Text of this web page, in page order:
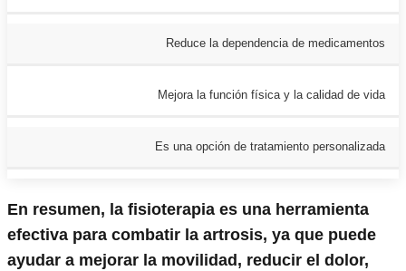
Reduce la dependencia de medicamentos
Mejora la función física y la calidad de vida
Es una opción de tratamiento personalizada
En resumen, la fisioterapia es una herramienta
efectiva para combatir la artrosis, ya que puede
ayudar a mejorar la movilidad, reducir el dolor,